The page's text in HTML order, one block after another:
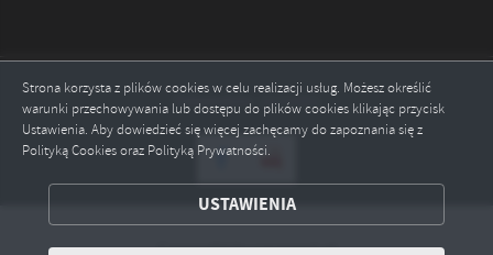
Strona korzysta z plików cookies w celu realizacji usług. Możesz określić
warunki przechowywania lub dostępu do plików cookies klikając przycisk
Ustawienia. Aby dowiedzieć się więcej zachęcamy do zapoznania się z
Polityką Cookies oraz Polityką Prywatności.
USTAWIENIA
ODRZUĆ WSZYSTKIE
Odwiedzin: 2121551
Copyright by ryczywol.pl